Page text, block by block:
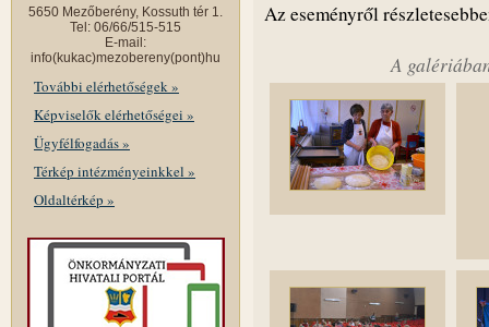
5650 Mezőberény, Kossuth tér 1.
Tel: 06/66/515-515
E-mail:
info(kukac)mezobereny(pont)hu
További elérhetőségek »
Képviselők elérhetőségei »
Ügyfélfogadás »
Térkép intézményeinkkel »
Oldaltérkép »
Az eseményről
A